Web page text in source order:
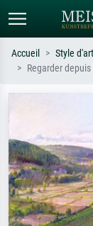
impressionnisme,
nu.
Accueil Style d'art
Regarder